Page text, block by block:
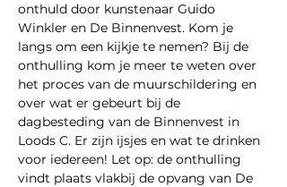
onthuld door kunstenaar Guido
Winkler en De Binnenvest. Kom je
langs om een kijkje te nemen? Bij de
onthulling kom je meer te weten over
het proces van de muurschildering en
over wat er gebeurt bij de
dagbesteding van de Binnenvest in
Loods C. Er zijn ijsjes en wat te drinken
voor iedereen! Let op: de onthulling
vindt plaats vlakbij de opvang van De